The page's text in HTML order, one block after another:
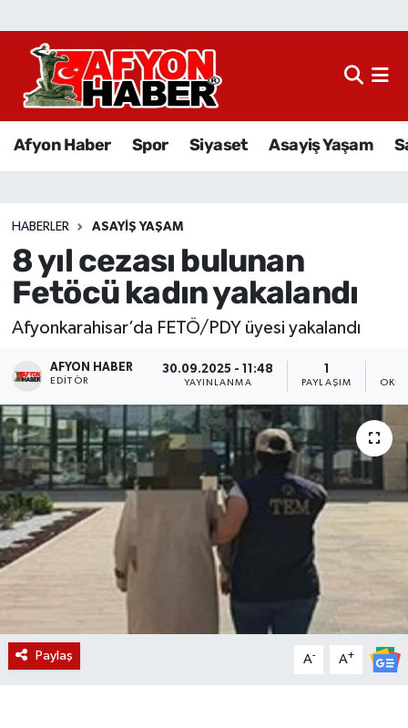
Afyon Haber Spor Siyaset Asayiş Yaşam
HABERLER ASAYIŞ YAŞAM
8 yıl cezası bulunan
Fetöcü kadın yakalandı
Afyonkarahisar’da FETÖ/PDY üyesi yakalandı
AFYON HABER
EDITÖR
30.09.2025 - 11:48
YAYINLANMA PAYLAŞIM
Paylaş A- A+
Afyon Haber
Sağlık
Eğitim
Magazin
Etkinlikler